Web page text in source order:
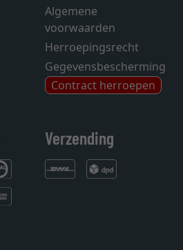
Algemene
voorwaarden
Herroepingsrecht
Gegevensbescherming
Contract herroepen
Verzending